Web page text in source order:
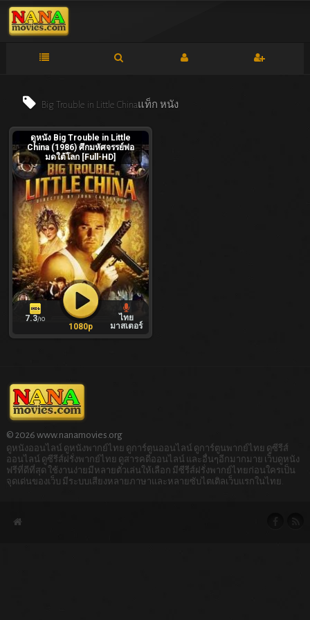
Big Trouble in Little Chinaแท็ก หนัง
ดูหนัง Big Trouble in Little
China (1986) ศึกมหัศจรรย์พ่อ
มดใต้โลก [Full-HD]
7.3/10
ไทย
มาสเตอร์
1080p
© 2026 www.nanamovies.org
ดูหนังออนไลน์ ดูหนังพากย์ไทย ดูการ์ตูนออนไลน์ ดูการ์ตูนพากย์ไทย ดูซีรีส์
ออนไลน์ ดูซีรีส์ฝรั่งพากย์ไทย ดูสารคดีออนไลน์ และอื่นๆอีกมากมาย เว็บดูหนัง
ฟรีที่ดีที่สุด ใช้งานง่ายมีหลายตัวเล่นให้เลือก มีซีรีส์ฝรั่งพากย์ไทยก่อนใครเป็น
จุดเด่นของเว็บ มีระบบเสียงหลายภาษาและหลายซับไตเติลเว็บแรกในไทย.